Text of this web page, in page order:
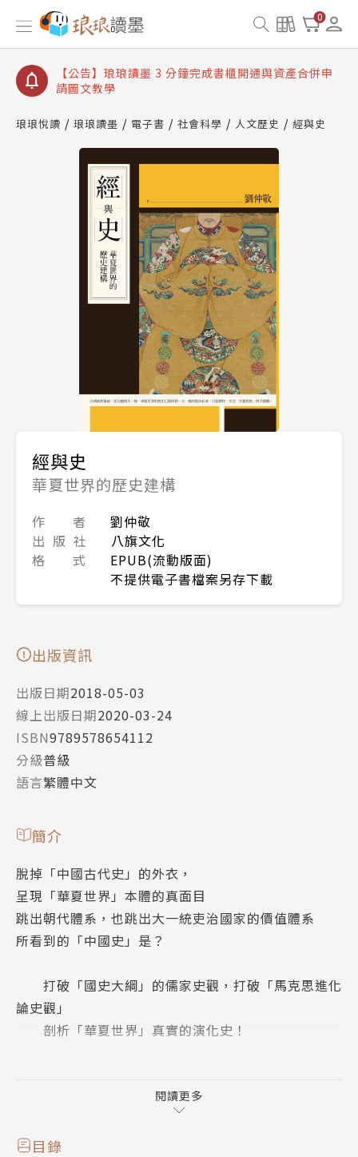
0
【公告】琅琅讀墨數位閱讀資產合併與書櫃開通申請
【公告】琅琅讀墨書櫃開通常見問題
【公告】琅琅讀墨 3 分鐘完成書櫃開通與資產合併申
請圖文教學
查詢
【公告】琅琅讀墨數位閱讀資產合併與書櫃開通申請
琅琅悅讀 琅琅讀墨 電子書 社會科學 人文歷史 經與史
經與史
華夏世界的歷史建構
作 者
劉仲敬
出 版 社
八旗文化
格 式
EPUB(流動版面)
不提供電子書檔案另存下載
出版資訊
出版日期2018-05-03
線上出版日期2020-03-24
ISBN9789578654112
分級普級
語言繁體中文
簡介
脫掉「中國古代史」的外衣，
呈現「華夏世界」本體的真面目
跳出朝代體系，也跳出大一統吏治國家的價值體系
所看到的「中國史」是？
打破「國史大綱」的儒家史觀，打破「馬克思進化
論史觀」
剖析「華夏世界」真實的演化史！
是浩瀚難辨的斷簡殘編。而劉仲敬筆下的「經」，是華
夏世界運行的憲法原則、核心價值體系；「史」則是圍
繞著「經」在時間上的展開。
閱讀更多
目錄